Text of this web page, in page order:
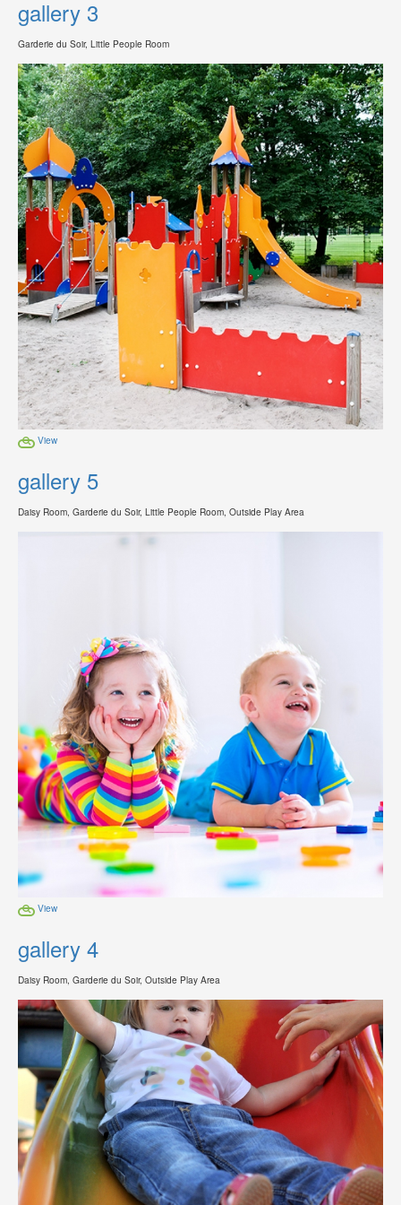
gallery 3
Garderie du Soir, Little People Room
View
gallery 5
Daisy Room, Garderie du Soir, Little People Room, Outside Play Area
View
gallery 4
Daisy Room, Garderie du Soir, Outside Play Area